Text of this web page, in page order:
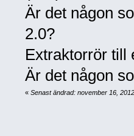
Är det någon
2.0?
Extraktorrör till
Är det någon
« Senast ändrad: november 16,